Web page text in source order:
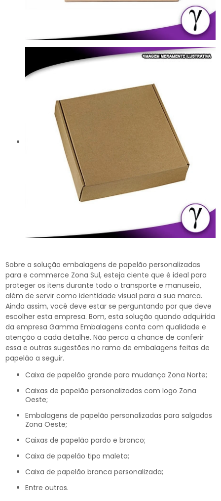
Sobre a solução embalagens de papelão personalizadas
para e commerce Zona Sul, esteja ciente que é ideal para
proteger os itens durante todo o transporte e manuseio,
além de servir como identidade visual para a sua marca.
Ainda assim, você deve estar se perguntando por que deve
escolher esta empresa. Bom, esta solução quando adquirida
da empresa Gamma Embalagens conta com qualidade e
atenção a cada detalhe. Não perca a chance de conferir
essa e outras sugestões no ramo de embalagens feitas de
papelão a seguir.
caixa de papelão grande para mudança Zona Norte;
caixas de papelão personalizadas com logo Zona
Oeste;
embalagens de papelão personalizadas para salgados
Zona Oeste;
caixas de papelão pardo e branco;
caixa de papelão tipo maleta;
caixa de papelão branca personalizada;
entre outros.